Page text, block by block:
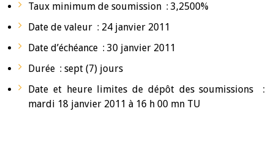
Taux minimum de soumission : 3,2500%
Date de valeur : 24 janvier 2011
Date d’échéance : 30 janvier 2011
Durée : sept (7) jours
Date et heure limites de dépôt des soumissions :
mardi 18 janvier 2011 à 16 h 00 mn TU